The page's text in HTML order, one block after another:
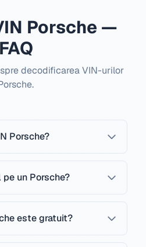
Porsche —
FAQ
decodificarea VIN-urilor
Porsche?
un Porsche?
este gratuit?